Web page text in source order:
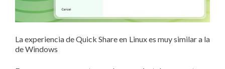
La experiencia de Quick Share en Linux es muy similar a la
de Windows